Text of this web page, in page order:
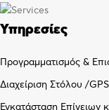
Υπηρεσίες
Προγραμματισμός &
Διαχείριση Στόλου /GPS
Εγκατάσταση Επίγειων